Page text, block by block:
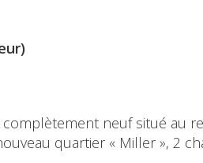
neuf situé au
quartier « Miller », 2